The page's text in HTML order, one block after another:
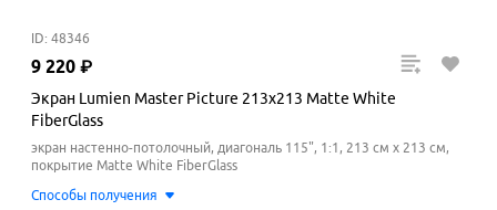
ID: 48346
9 220 ₽
Экран Lumien Master Picture 213х213 Matte White
FiberGlass
экран настенно-потолочный, диагональ 115", 1:1, 213 см x 213 см,
покрытие Matte White FiberGlass
Способы получения